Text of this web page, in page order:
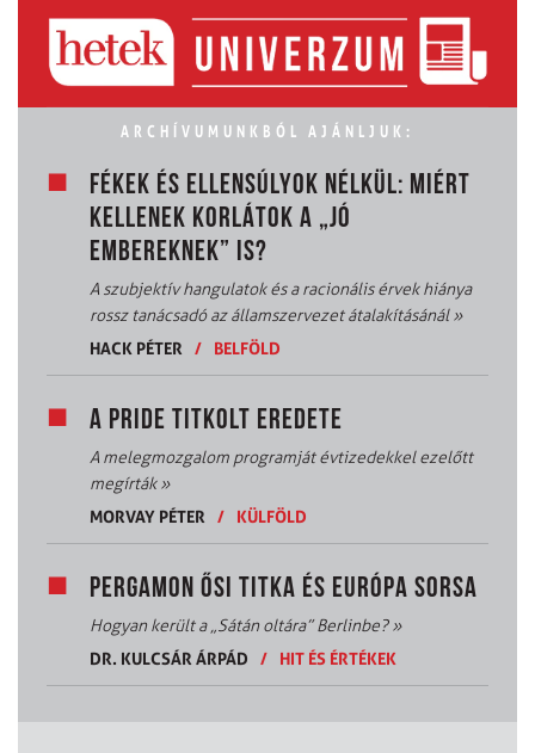
ARCHÍVUMUNKBÓL AJÁNLJUK:
FÉKEK ÉS ELLENSÚLYOK NÉLKÜL: MIÉRT
KELLENEK KORLÁTOK A „JÓ
EMBEREKNEK” IS?
A szubjektív hangulatok és a racionális érvek hiánya
rossz tanácsadó az államszervezet átalakításánál»
HACK PÉTER
/ BELFÖLD
A PRIDE TITKOLT EREDETE
A melegmozgalom programját évtizedekkel ezelőtt
megírták»
MORVAY PÉTER
/ KÜLFÖLD
PERGAMON ŐSI TITKA ÉS EURÓPA SORSA
Hogyan került a „Sátán oltára” Berlinbe?»
DR. KULCSÁR ÁRPÁD
/ HIT ÉS ÉRTÉKEK